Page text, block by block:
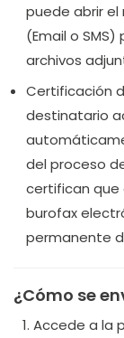
puede abrir
(Email o
archivos
Certificación
destinatario
del proceso
certifican que
burofax
permanente
¿Cómo se
Accede a la